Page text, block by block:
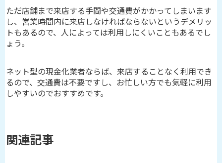
ただ店舗まで来店する手間や交通費がかかってしまいます
し、営業時間内に来店しなければならないというデメリッ
トもあるので、人によっては利用しにくいこともあるでし
ょう。
ネット型の現金化業者ならば、来店することなく利用でき
るので、交通費は不要ですし、お忙しい方でも気軽に利用
しやすいのでおすすめです。
関連記事